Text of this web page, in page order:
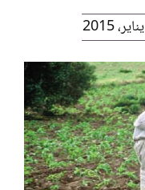
افتتاحية موقع المناضل-ة
روابط